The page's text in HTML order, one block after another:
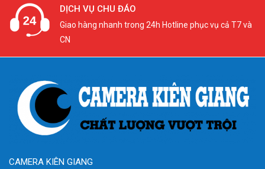
DỊCH VỤ CHU ĐÁO
Giao hàng nhanh trong 24h Hotline phục vụ cả T7 và
CN
CAMERA KIÊN GIANG